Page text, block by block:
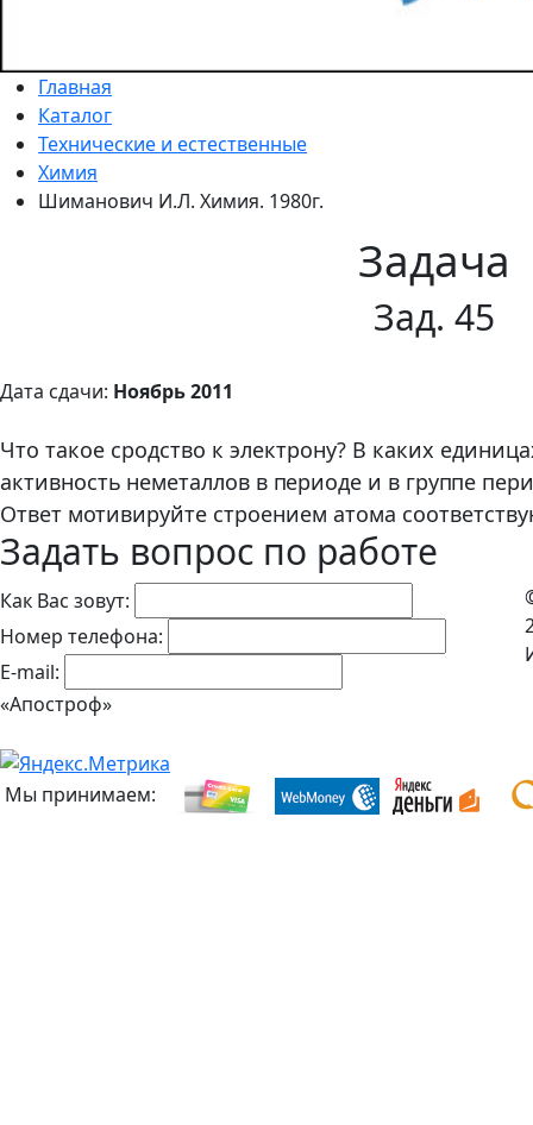
Главная
Каталог
Технические и естественные
Химия
Шиманович И.Л. Химия. 1980г.
Задача
Зад. 45
Дата сдачи: Ноябрь 2011
Что такое сродство к электрону? В каких
активность неметаллов в периоде и в группе
Ответ мотивируйте строением атома
Задать вопрос по работе
Как Вас зовут:
Номер телефона:
E-mail:
«Апостроф»
Мы принимаем: